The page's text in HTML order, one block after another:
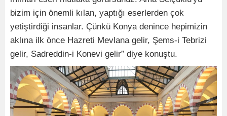
bizim için önemli kılan, yaptığı eserlerden çok
yetiştirdiği insanlar. Çünkü Konya denince hepimizin
aklına ilk önce Hazreti Mevlana gelir, Şems-i Tebrizi
gelir, Sadreddin-i Konevi gelir” diye konuştu.